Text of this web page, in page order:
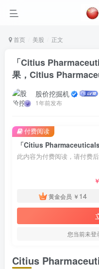
首页 美股 正文
「Citius
果，Citius
股价挖掘机
1年前发布
此内容为付费阅读，请付费
￥
黄金会员 ￥ 14
您当前未登
付费阅读
Citius